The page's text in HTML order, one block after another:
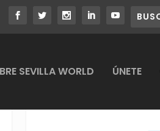
SEVILLA WORLD ÚNETE